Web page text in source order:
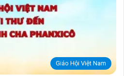
Giáo Hội Việt Nam